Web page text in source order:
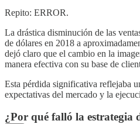
Repito: ERROR.
La drástica disminución de las
de dólares en 2018 a
dejó claro que el cambio en la
manera efectiva con su base de
Esta pérdida significativa reflejaba
expectativas del mercado y la
¿Por qué falló la estrategia